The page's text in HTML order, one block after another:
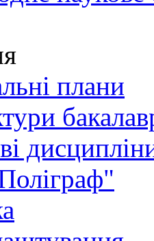
плани